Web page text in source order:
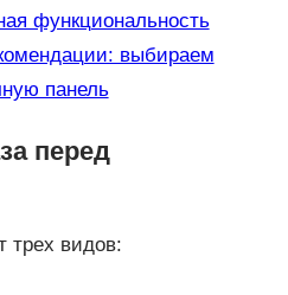
функциональность
выбираем
панель
перед
трех видов: